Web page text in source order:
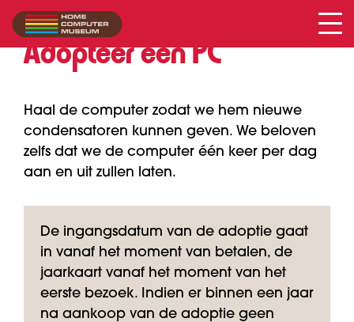
Adopteer een PC
Haal de computer zodat we hem nieuwe
condensatoren kunnen geven. We beloven
zelfs dat we de computer één keer per dag
aan en uit zullen laten.
De ingangsdatum van de adoptie gaat
in vanaf het moment van betalen, de
jaarkaart vanaf het moment van het
eerste bezoek. Indien er binnen een jaar
na aankoop van de adoptie geen